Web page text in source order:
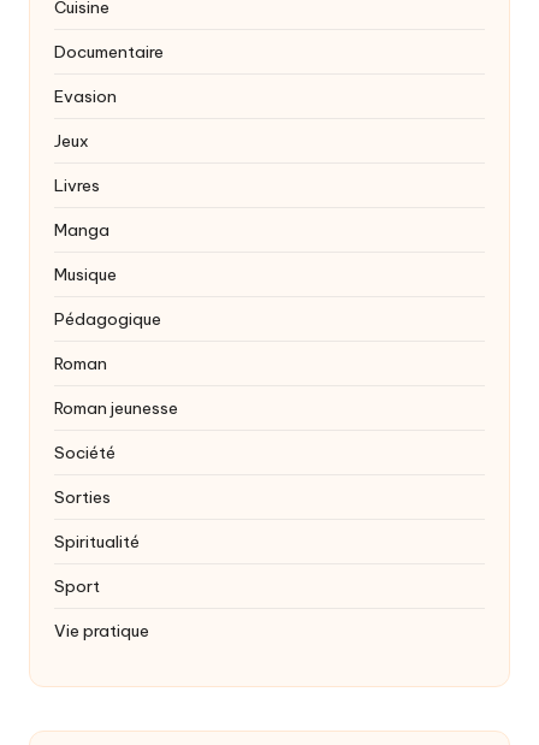
Cuisine
Documentaire
Evasion
Jeux
Livres
Manga
Musique
Pédagogique
Roman
Roman jeunesse
Société
Sorties
Spiritualité
Sport
Vie pratique